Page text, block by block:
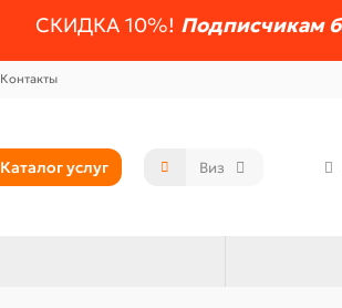
СКИДКА 10%! Подписчикам
Контакты
Каталог услуг